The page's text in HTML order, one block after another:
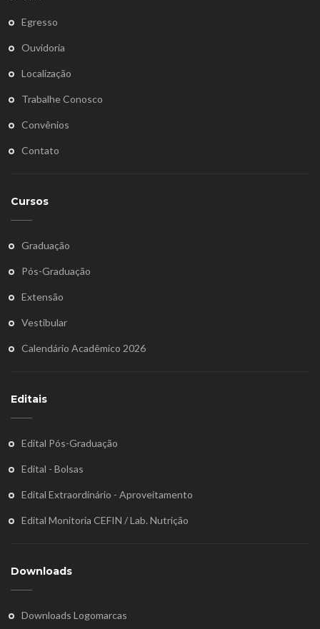
Egresso
Ouvidoria
Localização
Trabalhe Conosco
Convênios
Contato
Cursos
Graduação
Pós-Graduação
Extensão
Vestibular
Calendário Acadêmico 2026
Editais
Edital Pós-Graduação
Edital - Bolsas
Edital Extraordinário - Aproveitamento
Edital Monitoria CEFIN / Lab. Nutrição
Downloads
Downloads Logomarcas